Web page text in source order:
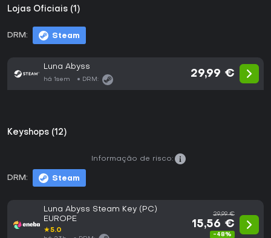
Lojas Oficiais (1)
DRM: Steam
Luna Abyss
há 1sem DRM:
29,99 €
Keyshops (12)
DRM: Steam
Informação de risco:
Luna Abyss Steam Key (PC)
EUROPE
★5.0
29,99 €
15,56 €
-48%